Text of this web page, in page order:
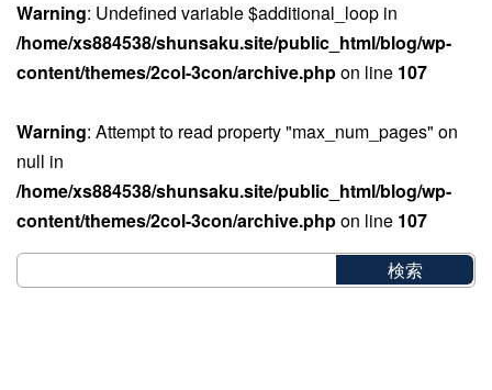
Warning: Undefined variable $additional_loop in
/home/xs884538/shunsaku.site/public_html/blog/wp-
content/themes/2col-3con/archive.phpon line 107
Warning: Attempt to read property "max_num_pages" on
null in
/home/xs884538/shunsaku.site/public_html/blog/wp-
content/themes/2col-3con/archive.phpon line 107